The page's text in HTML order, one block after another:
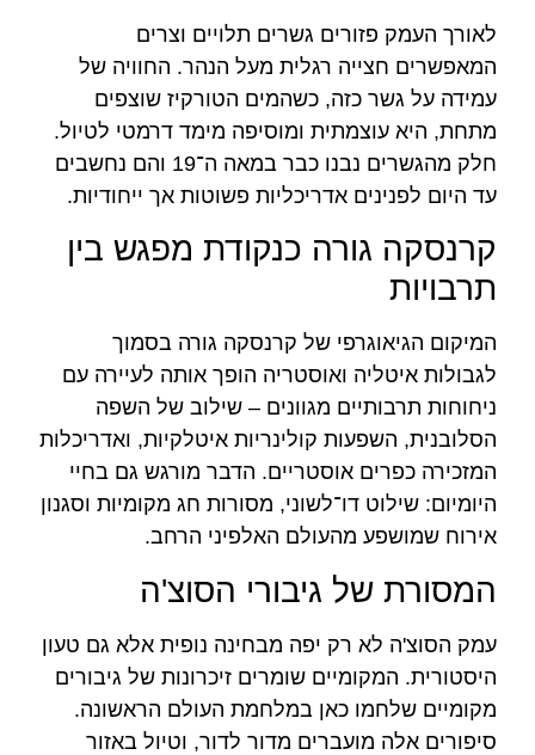
לאורך העמק פזורים גשרים תלויים וצרים
המאפשרים חצייה רגלית מעל הנהר. החוויה של
עמידה על גשר כזה, כשהמים הטורקיז שוצפים
מתחת, היא עוצמתית ומוסיפה מימד דרמטי לטיול.
חלק מהגשרים נבנו כבר במאה ה־19 והם נחשבים
עד היום לפנינים אדריכליות פשוטות אך ייחודיות.
קרנסקה גורה כנקודת מפגש בין
תרבויות
המיקום הגיאוגרפי של קרנסקה גורה בסמוך
לגבולות איטליה ואוסטריה הופך אותה לעיירה עם
ניחוחות תרבותיים מגוונים – שילוב של השפה
הסלובנית, השפעות קולינריות איטלקיות, ואדריכלות
המזכירה כפרים אוסטריים. הדבר מורגש גם בחיי
היומיום: שילוט דו־לשוני, מסורות חג מקומיות וסגנון
אירוח שמושפע מהעולם האלפיני הרחב.
המסורת של גיבורי הסוצ'ה
עמק הסוצ'ה לא רק יפה מבחינה נופית אלא גם טעון
היסטורית. המקומיים שומרים זיכרונות של גיבורים
מקומיים שלחמו כאן במלחמת העולם הראשונה.
סיפורים אלה מועברים מדור לדור, וטיול באזור